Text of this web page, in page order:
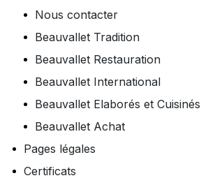
Nous contacter
Beauvallet Tradition
Beauvallet Restauration
Beauvallet International
Beauvallet Elaborés et Cuisinés
Beauvallet Achat
Pages légales
Certificats